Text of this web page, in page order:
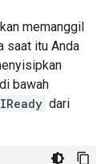
memanggil
saat itu Anda
bawah
dari